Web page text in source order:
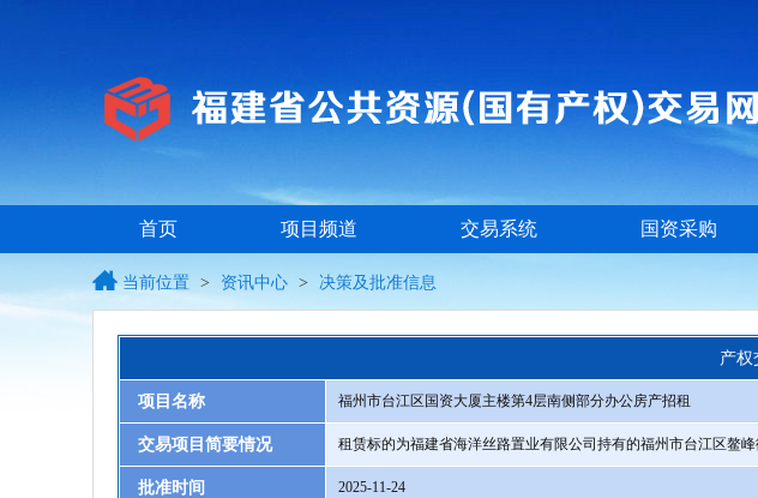
首页 项目频道 交易系统 国资采购
当前位置 > 资讯中心 > 决策及批准信息
产权
项目名称 福州市台江区国资大厦主楼第4层南侧部分办公房产招租
交易项目简要情况 租赁标的为福建省海洋丝路置业有限公司持有的福州市台江区鳌
批准时间 2025-11-24